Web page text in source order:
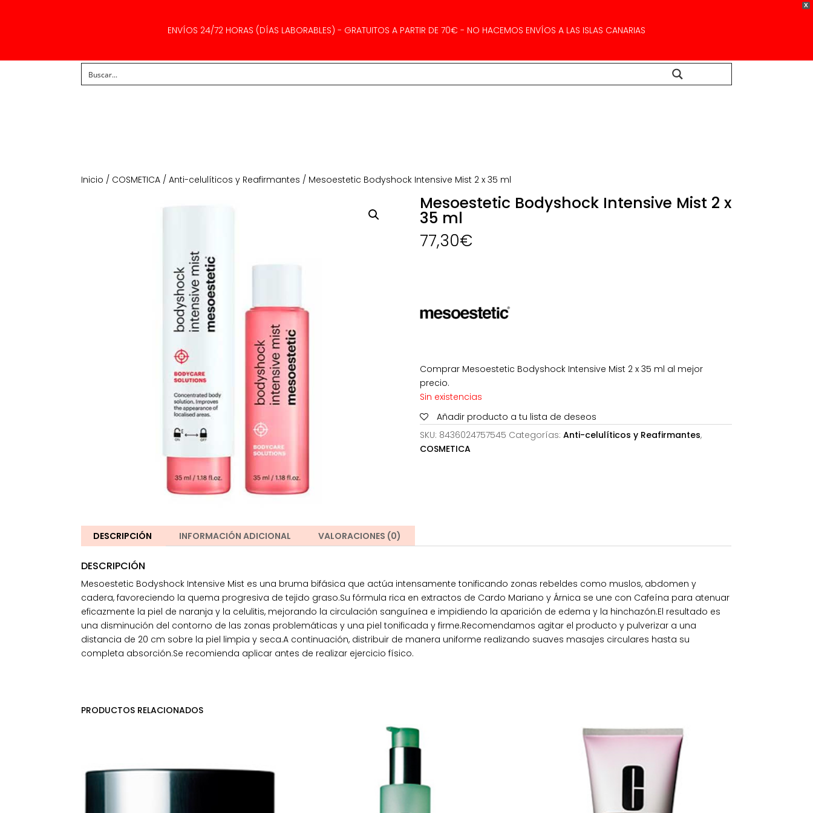
X
ENVÍOS 24/72 HORAS (DÍAS LABORABLES) - GRATUITOS A PARTIR DE 70€ - NO HACEMOS ENVÍOS A LAS ISLAS CANARIAS
Inicio / COSMETICA /Anti-celulíticos y Reafirmantes / Mesoestetic Bodyshock Intensive Mist 2 x 35 ml
Mesoestetic Bodyshock Intensive Mist 2 x
35 ml
77,30€
Comprar Mesoestetic Bodyshock Intensive Mist 2 x 35 ml al mejor
precio.
Sin existencias
Añadir producto a tu lista de deseos
SKU: 8436024757545 Categorías: Anti-celulíticos y Reafirmantes,
COSMETICA
DESCRIPCIÓN INFORMACIÓN ADICIONAL VALORACIONES (0)
DESCRIPCIÓN
Mesoestetic Bodyshock Intensive Mist es una bruma bifásica que actúa intensamente tonificando zonas rebeldes como muslos, abdomen y
cadera, favoreciendo la quema progresiva de tejido graso.Su fórmula rica en extractos de Cardo Mariano y Árnica se une con Cafeína para atenuar
eficazmente la piel de naranja y la celulitis, mejorando la circulación sanguínea e impidiendo la aparición de edema y la hinchazón.El resultado es
una disminución del contorno de las zonas problemáticas y una piel tonificada y firme.Recomendamos agitar el producto y pulverizar a una
distancia de 20 cm sobre la piel limpia y seca.A continuación, distribuir de manera uniforme realizando suaves masajes circulares hasta su
completa absorción.Se recomienda aplicar antes de realizar ejercicio físico.
PRODUCTOS RELACIONADOS